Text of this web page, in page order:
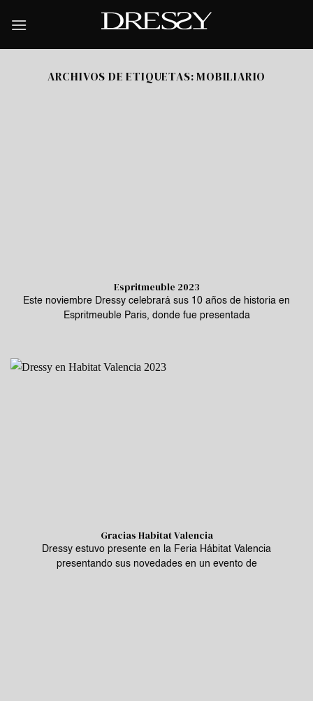
ARCHIVOS DE ETIQUETAS:MOBILIARIO
Espritmeuble 2023
Este noviembre Dressy celebrará sus 10 años de historia en
Espritmeuble Paris, donde fue presentada
Gracias Habitat Valencia
Dressy estuvo presente en la Feria Hábitat Valencia
presentando sus novedades en un evento de